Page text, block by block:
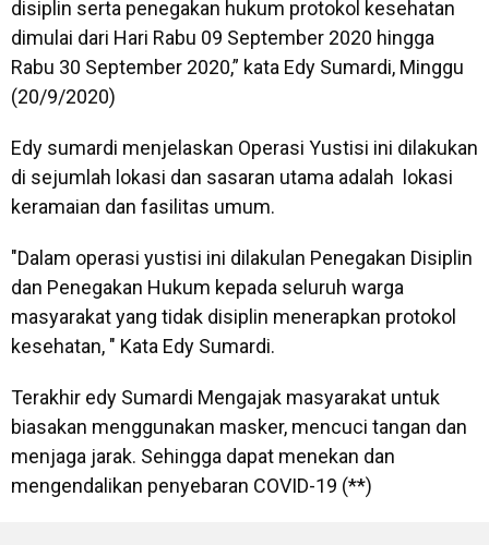
disiplin serta penegakan hukum protokol kesehatan
dimulai dari Hari Rabu 09 September 2020 hingga
Rabu 30 September 2020,” kata Edy Sumardi, Minggu
(20/9/2020)
Edy sumardi menjelaskan Operasi Yustisi ini dilakukan
di sejumlah lokasi dan sasaran utama adalah lokasi
keramaian dan fasilitas umum.
"Dalam operasi yustisi ini dilakulan Penegakan Disiplin
dan Penegakan Hukum kepada seluruh warga
masyarakat yang tidak disiplin menerapkan protokol
kesehatan, " Kata Edy Sumardi.
Terakhir edy Sumardi Mengajak masyarakat untuk
biasakan menggunakan masker, mencuci tangan dan
menjaga jarak. Sehingga dapat menekan dan
mengendalikan penyebaran COVID-19 (**)